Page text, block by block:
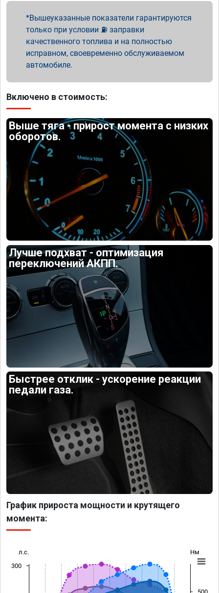
Вышеуказанные показатели гарантируются
только при условии ⛽ заправки
качественного топлива и на полностью
исправном, своевременно обслуживаемом
автомобиле.
Включено в стоимость:
Выше тяга - прирост момента с низких
оборотов.
Лучше подхват - оптимизация
переключений АКПП.
Быстрее отклик - ускорение реакции
педали газа.
График прироста мощности и крутящего
момента:
л.с. Нм
300